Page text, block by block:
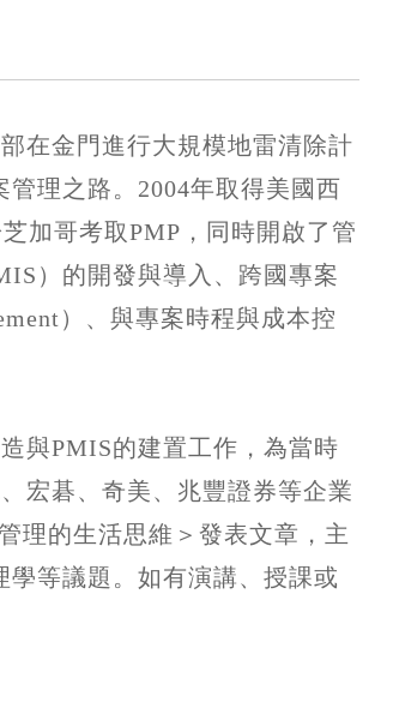
在金門進行大規模地雷清除計
理之路。2004年取得美國西
加哥考取PMP，同時開啟了管
）的開發與導入、跨國專案
）、與專案時程與成本控
與PMIS的建置工作，為當時
宏碁、奇美、兆豐證券等企業
理的生活思維＞發表文章，主
等議題。如有演講、授課或